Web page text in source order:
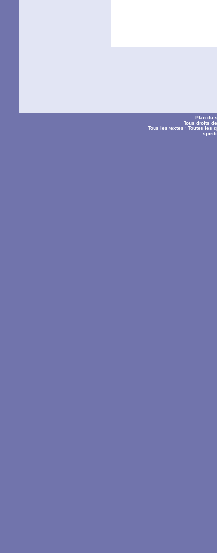
Plan du
Tous droits
Tous les textes ·Toutes les